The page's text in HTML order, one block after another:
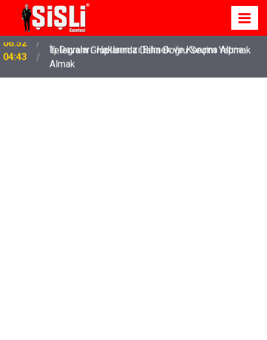
04:43
İş Davaları: Haklarınızı Bilmek ve Koruma Altına
Almak